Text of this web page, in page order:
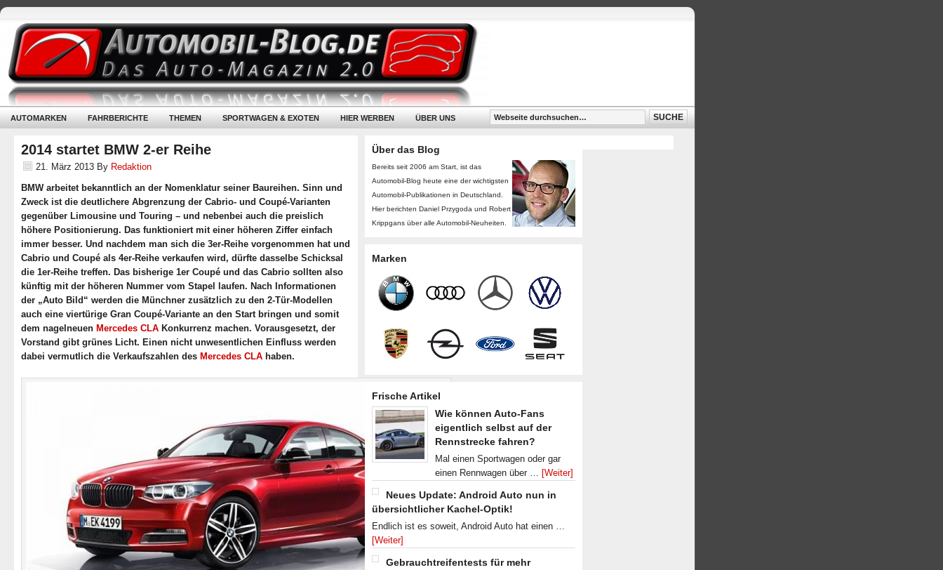
AUTOMARKEN FAHRBERICHTE THEMEN SPORTWAGEN & EXOTEN HIER WERBEN ÜBER UNS
2014 startet BMW 2-er Reihe
21. März 2013 By Redaktion
BMW arbeitet bekanntlich an der Nomenklatur seiner Baureihen. Sinn und
Zweck ist die deutlichere Abgrenzung der Cabrio- und Coupé-Varianten
gegenüber Limousine und Touring – und nebenbei auch die preislich
höhere Positionierung. Das funktioniert mit einer höheren Ziffer einfach
immer besser. Und nachdem man sich die 3er-Reihe vorgenommen hat und
Cabrio und Coupé als 4er-Reihe verkaufen wird, dürfte dasselbe Schicksal
die 1er-Reihe treffen. Das bisherige 1er Coupé und das Cabrio sollten also
künftig mit der höheren Nummer vom Stapel laufen. Nach Informationen
der „Auto Bild“ werden die Münchner zusätzlich zu den 2-Tür-Modellen
auch eine viertürige Gran Coupé-Variante an den Start bringen und somit
dem nagelneuen Mercedes CLA Konkurrenz machen. Vorausgesetzt, der
Vorstand gibt grünes Licht. Einen nicht unwesentlichen Einfluss werden
dabei vermutlich die Verkaufszahlen des Mercedes CLA haben.
Über das Blog
Bereits seit 2006 am Start, ist das
Automobil-Blog heute eine der wichtigsten
Automobil-Publikationen in Deutschland.
Hier berichten Daniel Przygoda und Robert
Krippgans über alle Automobil-Neuheiten.
Marken
Frische Artikel
Wie können Auto-Fans
eigentlich selbst auf der
Rennstrecke fahren?
Mal einen Sportwagen oder gar
einen Rennwagen über … [Weiter]
Neues Update: Android Auto nun in
übersichtlicher Kachel-Optik!
Endlich ist es soweit, Android Auto hat einen …
[Weiter]
Gebrauchtreifentests für mehr